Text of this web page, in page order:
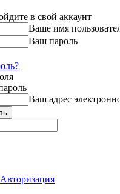
в свой аккаунт
Ваше имя
Ваш пароль
Ваш адрес